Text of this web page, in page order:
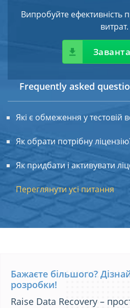
Випробуйте ефективність
витрат.
Frequently asked
Які є обмеження у тестовій
Як обрати потрібну
Як придбати і активувати
Переглянути усі питання
Бажаєте більшого?
розробки!
Raise Data Recovery –